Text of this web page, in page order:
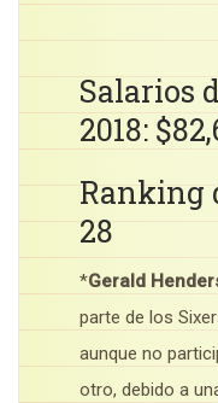
Salarios
2018:
Ranking
28
*Gerald
parte de los
aunque no
otro, debido a